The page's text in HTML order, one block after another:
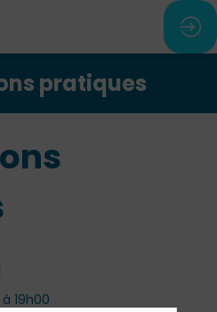
pratiques
19h00